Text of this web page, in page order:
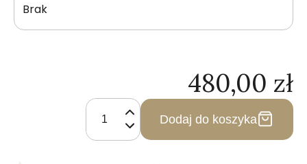
Brak
ilość
Lustro
Nieregularne
Podświetlane
Dodaj do koszyka
480,00 zł